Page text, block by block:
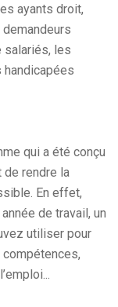
ayants droit,
salariés, les
qui a été conçu
de rendre la
En effet,
de travail, un
utiliser pour